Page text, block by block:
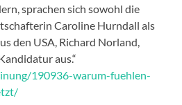
sprachen sich sowohl die
Caroline Hurndall als
den USA, Richard Norland,
aus.“
190936-warum-fuehlen-